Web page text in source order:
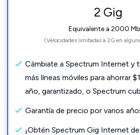
2 Gig
Equivalente a 2000
(Velocidades limitadas a 2G en
Cámbiate a Spectrum Internet y
más líneas móviles para ahorrar
año, garantizado, o Spectrum
Garantía de precio por varios
¡Obtén Spectrum Gig Internet